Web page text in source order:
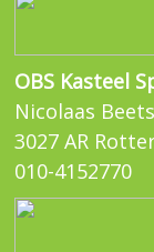
OBS Kasteel
Nicolaas
3027 AR
010-4152770